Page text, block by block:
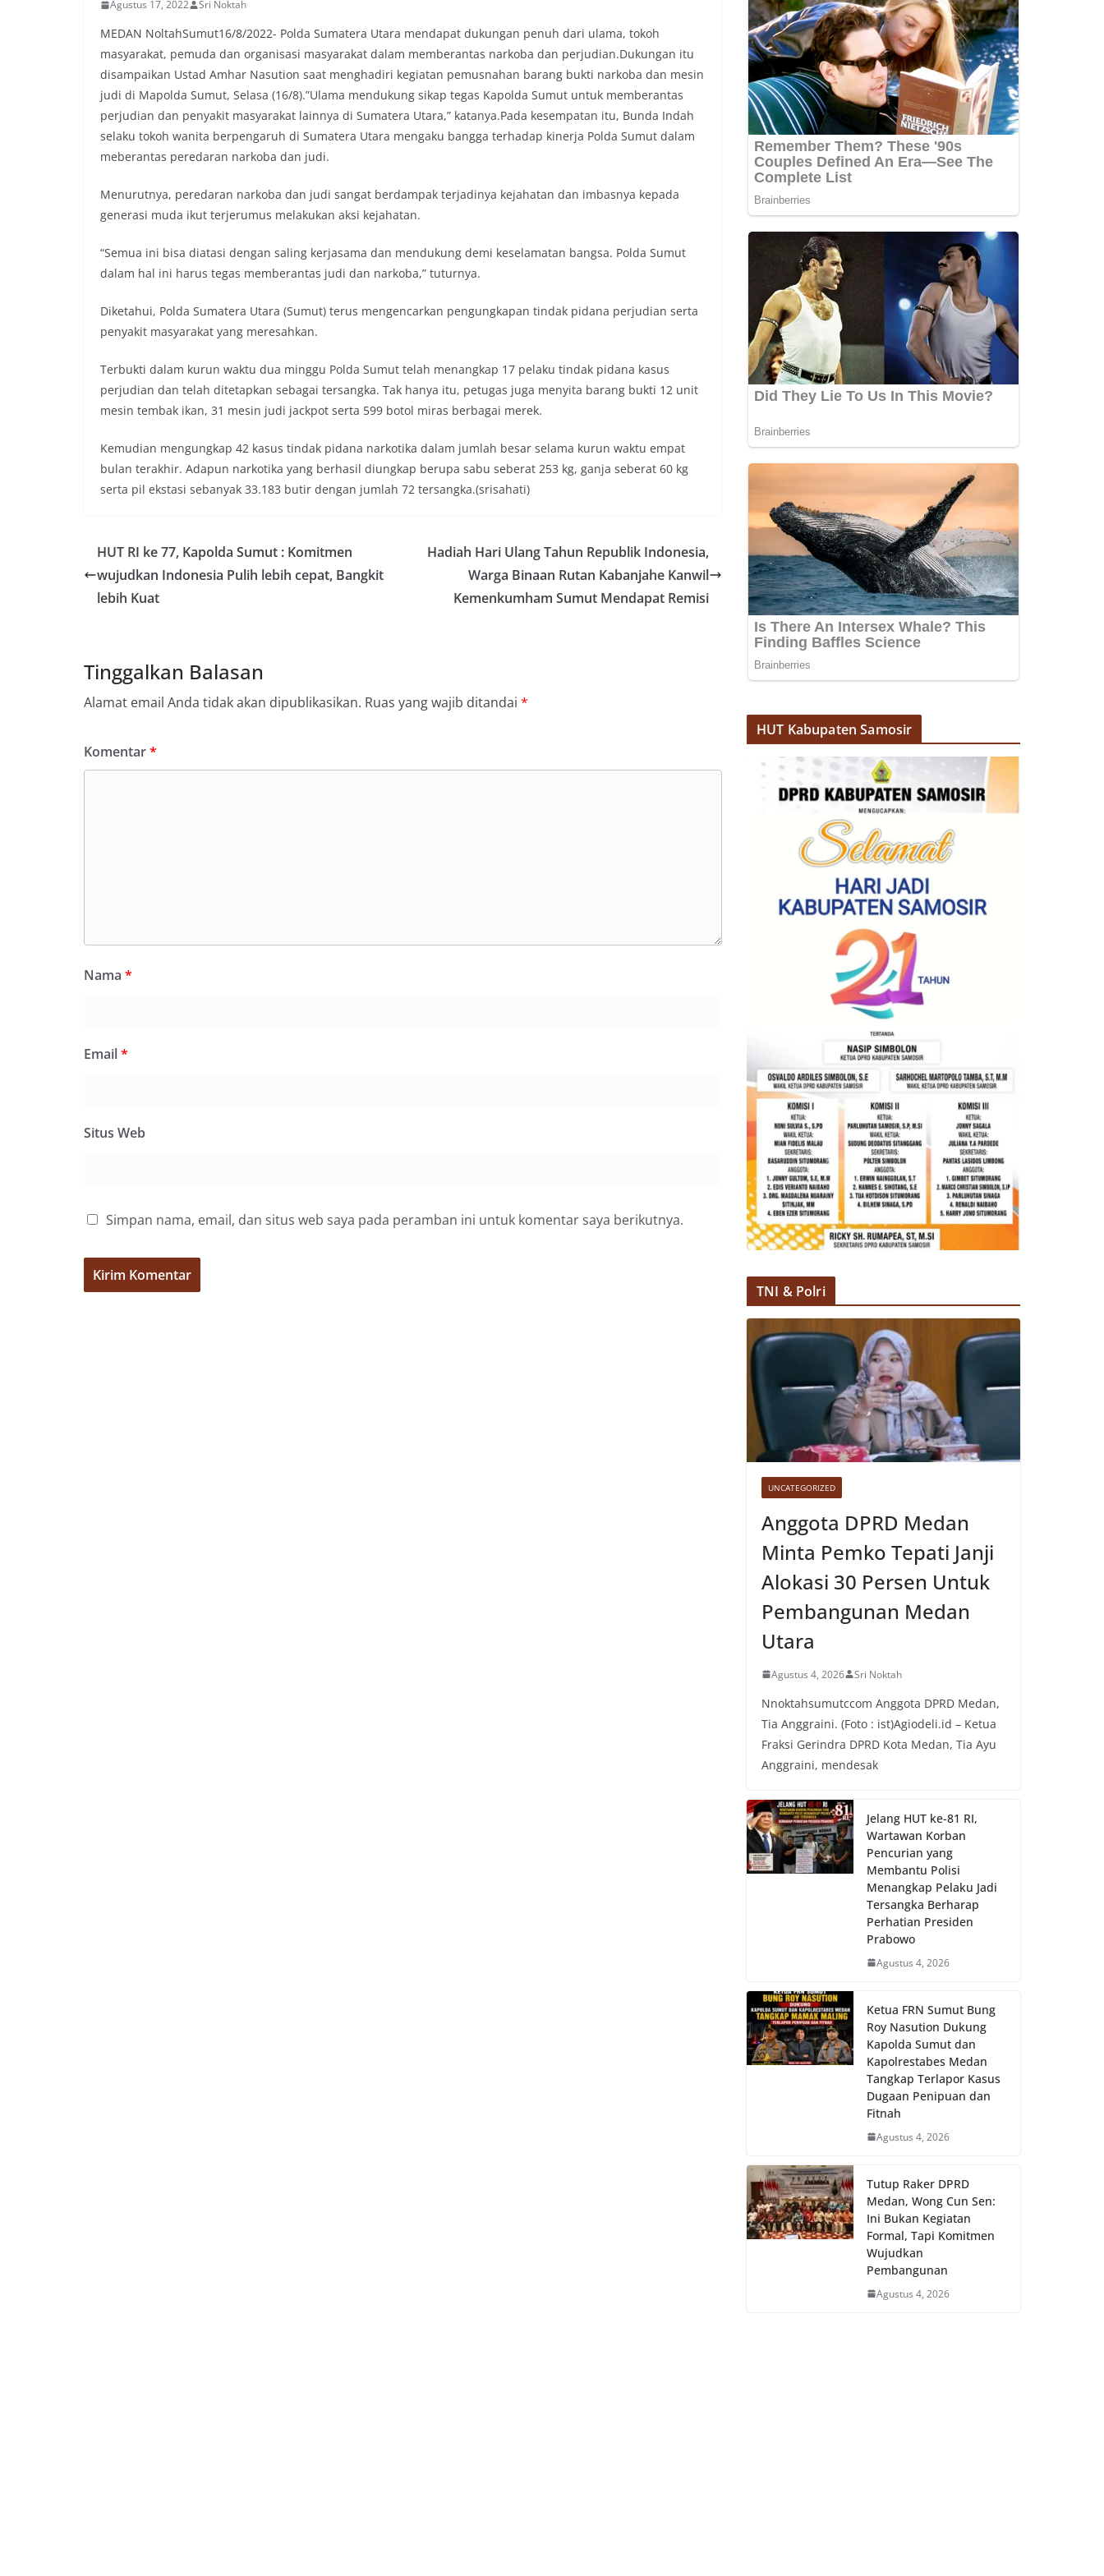
Agustus 17, 2022 Sri Noktah
MEDAN NoltahSumut16/8/2022- Polda Sumatera Utara mendapat dukungan penuh dari ulama, tokoh
masyarakat, pemuda dan organisasi masyarakat dalam memberantas narkoba dan perjudian.Dukungan itu
disampaikan Ustad Amhar Nasution saat menghadiri kegiatan pemusnahan barang bukti narkoba dan mesin
judi di Mapolda Sumut, Selasa (16/8).”Ulama mendukung sikap tegas Kapolda Sumut untuk memberantas
perjudian dan penyakit masyarakat lainnya di Sumatera Utara,” katanya.Pada kesempatan itu, Bunda Indah
selaku tokoh wanita berpengaruh di Sumatera Utara mengaku bangga terhadap kinerja Polda Sumut dalam
meberantas peredaran narkoba dan judi.
Menurutnya, peredaran narkoba dan judi sangat berdampak terjadinya kejahatan dan imbasnya kepada
generasi muda ikut terjerumus melakukan aksi kejahatan.
“Semua ini bisa diatasi dengan saling kerjasama dan mendukung demi keselamatan bangsa. Polda Sumut
dalam hal ini harus tegas memberantas judi dan narkoba,” tuturnya.
Diketahui, Polda Sumatera Utara (Sumut) terus mengencarkan pengungkapan tindak pidana perjudian serta
penyakit masyarakat yang meresahkan.
Terbukti dalam kurun waktu dua minggu Polda Sumut telah menangkap 17 pelaku tindak pidana kasus
perjudian dan telah ditetapkan sebagai tersangka. Tak hanya itu, petugas juga menyita barang bukti 12 unit
mesin tembak ikan, 31 mesin judi jackpot serta 599 botol miras berbagai merek.
Kemudian mengungkap 42 kasus tindak pidana narkotika dalam jumlah besar selama kurun waktu empat
bulan terakhir. Adapun narkotika yang berhasil diungkap berupa sabu seberat 253 kg, ganja seberat 60 kg
serta pil ekstasi sebanyak 33.183 butir dengan jumlah 72 tersangka.(srisahati)
HUT RI ke 77, Kapolda Sumut : Komitmen
wujudkan Indonesia Pulih lebih cepat, Bangkit
lebih Kuat
Hadiah Hari Ulang Tahun Republik Indonesia,
Warga Binaan Rutan Kabanjahe Kanwil
Kemenkumham Sumut Mendapat Remisi
Tinggalkan Balasan
Alamat email Anda tidak akan dipublikasikan. Ruas yang wajib ditandai *
Komentar*
Nama *
Email*
Situs Web
Simpan nama, email, dan situs web saya pada peramban ini untuk komentar saya berikutnya.
HUT Kabupaten Samosir
TNI & Polri
UNCATEGORIZED
Anggota DPRD Medan
Minta Pemko Tepati Janji
Alokasi 30 Persen Untuk
Pembangunan Medan
Utara
Agustus 4, 2026 Sri Noktah
Nnoktahsumutccom Anggota DPRD Medan,
Tia Anggraini. (Foto : ist)Agiodeli.id – Ketua
Fraksi Gerindra DPRD Kota Medan, Tia Ayu
Anggraini, mendesak
Jelang HUT ke-81 RI,
Wartawan Korban
Pencurian yang
Membantu Polisi
Menangkap Pelaku Jadi
Tersangka Berharap
Perhatian Presiden
Prabowo
Agustus 4, 2026
Ketua FRN Sumut Bung
Roy Nasution Dukung
Kapolda Sumut dan
Kapolrestabes Medan
Tangkap Terlapor Kasus
Dugaan Penipuan dan
Fitnah
Agustus 4, 2026
Tutup Raker DPRD
Medan, Wong Cun Sen:
Ini Bukan Kegiatan
Formal, Tapi Komitmen
Wujudkan
Pembangunan
Agustus 4, 2026